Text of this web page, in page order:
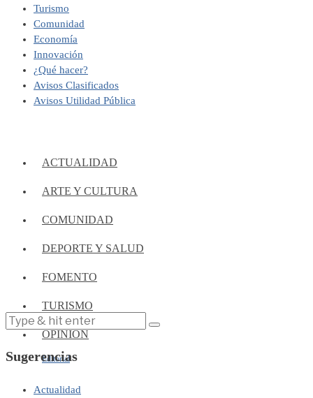
Turismo
Comunidad
Economía
Innovación
¿Qué hacer?
Avisos Clasificados
Avisos Utilidad Pública
ACTUALIDAD
ARTE Y CULTURA
COMUNIDAD
DEPORTE Y SALUD
FOMENTO
TURISMO
OPINIÓN
Editorial
Sugerencias
Actualidad